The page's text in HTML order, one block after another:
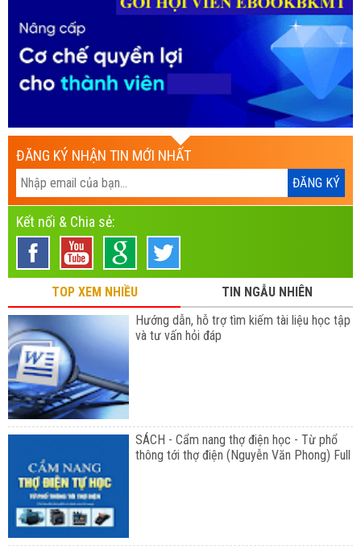
ĐĂNG KÝ NHẬN TIN MỚI NHẤT
Kết nối & Chia sẻ:
TOP XEM NHIỀU
TIN NGẪU NHIÊN
Hướng dẫn, hỗ trợ tìm kiếm tài liệu học tập
và tư vấn hỏi đáp
SÁCH - Cẩm nang thợ điện học - Từ phổ
thông tới thợ điện (Nguyễn Văn Phong) Full